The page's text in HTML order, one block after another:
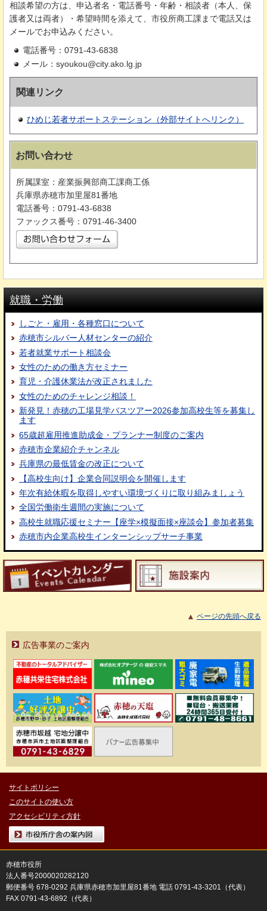
相談希望の方は、申込者名・電話番号・年齢・相談者（本人、保
護者又は両者）・希望時間を添えて、市役所商工課まで電話又は
メールでお申込みください。
電話番号：0791-43-6838
メール：syoukou@city.ako.lg.jp
関連リンク
ひめじ若者サポートステーション（外部サイトへリンク）
お問い合わせ
所属課室：産業振興部商工課商工係
兵庫県赤穂市加里屋81番地
電話番号：0791-43-6838
ファックス番号：0791-46-3400
就職・労働
しごと・雇用・各種窓口について
赤穂市シルバー人材センターの紹介
若者就業サポート相談会
女性のための働き方セミナー
育児・介護休業法が改正されました
女性のためのチャレンジ相談！
新発見！赤穂の工場見学バスツアー2026参加高校生等を募集し
ます
65歳超雇用推進助成金・プランナー制度のご案内
赤穂市企業紹介チャンネル
兵庫県の最低賃金の改正について
【高校生向け】企業合同説明会を開催します
年次有給休暇を取得しやすい環境づくりに取り組みましょう
全国労働衛生週間の実施について
高校生就職応援セミナー【座学×模擬面接×座談会】参加者募集
赤穂市内企業高校生インターンシップサーチ事業
ページの先頭へ戻る
広告事業のご案内
サイトポリシー
このサイトの使い方
アクセシビリティ方針
市役所庁舎の案内図
赤穂市役所
法人番号2000020282120
郵便番号 678-0292 兵庫県赤穂市加里屋81番地 電話 0791-43-3201（代表）
FAX 0791-43-6892（代表）